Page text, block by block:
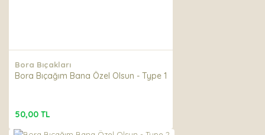
Bora Bıçakları
Bora Bıçağım Bana Özel Olsun - Type 1
50,00 TL